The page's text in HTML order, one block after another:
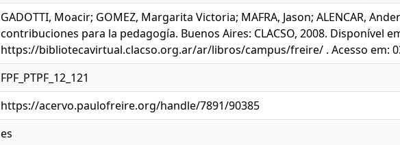
GADOTTI, Moacir; GOMEZ, Margarita Victoria; MAFRA, Jason; ALENCAR,
contribuciones para la pedagogía. Buenos Aires: CLACSO, 2008. Disponível
https://bibliotecavirtual.clacso.org.ar/ar/libros/campus/freire/ . Acesso em:
FPF_PTPF_12_121
https://acervo.paulofreire.org/handle/7891/90385
es